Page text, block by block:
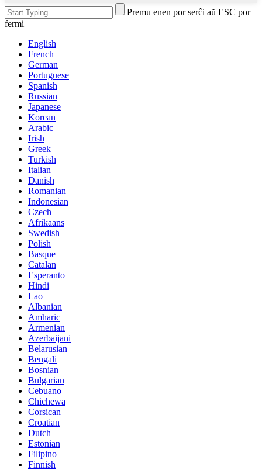
Premu enen por serĉi aŭ ESC por
fermi
English
French
German
Portuguese
Spanish
Russian
Japanese
Korean
Arabic
Irish
Greek
Turkish
Italian
Danish
Romanian
Indonesian
Czech
Afrikaans
Swedish
Polish
Basque
Catalan
Esperanto
Hindi
Lao
Albanian
Amharic
Armenian
Azerbaijani
Belarusian
Bengali
Bosnian
Bulgarian
Cebuano
Chichewa
Corsican
Croatian
Dutch
Estonian
Filipino
Finnish